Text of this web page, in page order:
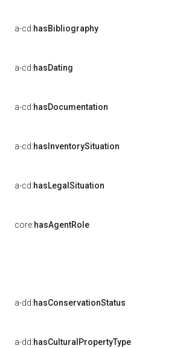
a-cd:hasBibliography
a-cd:hasDating
a-cd:hasDocumentation
a-cd:hasInventorySituation
a-cd:hasLegalSituation
core:hasAgentRole
a-dd:hasConservationStatus
a-dd:hasCulturalPropertyType